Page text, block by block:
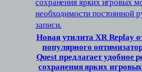
Новая утилита XR Replay
популярного
Quest предлагает удобное
сохранения ярких